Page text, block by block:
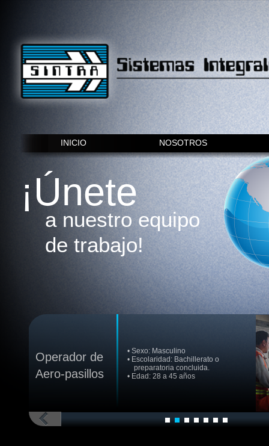
a nuestro equipo
de trabajo!
Profesional
Electricista
• Edad: 22 a 40 años
• Cédula como técnico en electricidad.
• Experiencia mínima: 1 año
• Honesto, hábil, activo y responsable
¡Únete
INICIO NOSOTROS